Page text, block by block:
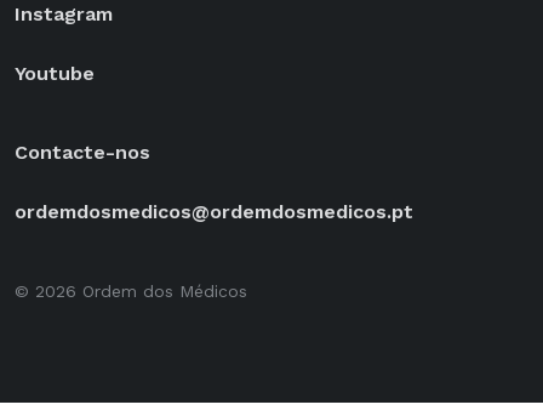
Instagram
Youtube
Contacte-nos
ordemdosmedicos@ordemdosmedicos.pt
© 2026 Ordem dos Médicos